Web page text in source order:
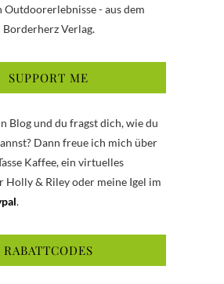
Outdoorerlebnisse - aus dem
Borderherz Verlag.
SUPPORT ME
Blog und du fragst dich, wie du
Dann freue ich mich über
Kaffee, ein virtuelles
Holly & Riley oder meine Igel im
.
RABATTCODES